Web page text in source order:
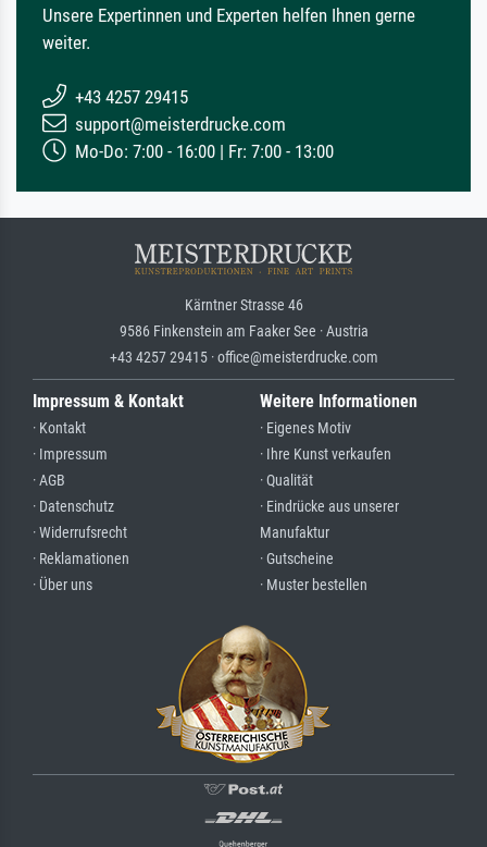
Unsere Expertinnen und Experten helfen Ihnen gerne
weiter.
+43 4257 29415
support@meisterdrucke.com
Mo-Do: 7:00 - 16:00 | Fr: 7:00 - 13:00
Kärntner Strasse 46
9586 Finkenstein am Faaker See · Austria
+43 4257 29415 · office@meisterdrucke.com
Impressum & Kontakt
· Kontakt
· Impressum
· AGB
· Datenschutz
· Widerrufsrecht
· Reklamationen
· Über uns
Weitere Informationen
· Eigenes Motiv
· Ihre Kunst verkaufen
· Qualität
· Eindrücke aus unserer
Manufaktur
· Gutscheine
· Muster bestellen